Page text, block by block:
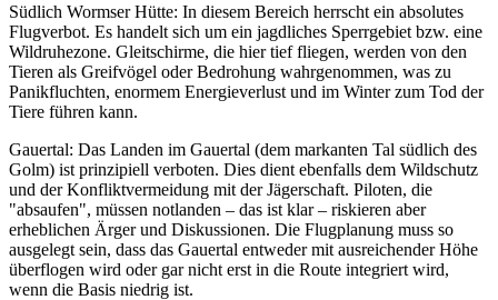
Südlich Wormser Hütte: In diesem Bereich herrscht ein absolutes
Flugverbot. Es handelt sich um ein jagdliches Sperrgebiet bzw. eine
Wildruhezone. Gleitschirme, die hier tief fliegen, werden von den
Tieren als Greifvögel oder Bedrohung wahrgenommen, was zu
Panikfluchten, enormem Energieverlust und im Winter zum Tod der
Tiere führen kann.
Gauertal: Das Landen im Gauertal (dem markanten Tal südlich des
Golm) ist prinzipiell verboten. Dies dient ebenfalls dem Wildschutz
und der Konfliktvermeidung mit der Jägerschaft. Piloten, die
"absaufen", müssen notlanden – das ist klar – riskieren aber
erheblichen Ärger und Diskussionen. Die Flugplanung muss so
ausgelegt sein, dass das Gauertal entweder mit ausreichender Höhe
überflogen wird oder gar nicht erst in die Route integriert wird,
wenn die Basis niedrig ist.